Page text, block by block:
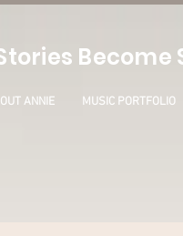
ANNIE MUSIC PORTFOLIO